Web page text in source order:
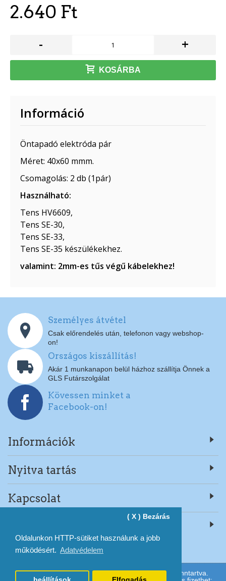
Oldalunkon HTTP-sütiket használunk a jobb
működésért. Adatvédelem
( X ) Bezárás
2.640 Ft
- +
KOSÁRBA
Információ
Öntapadó elektróda pár
Méret: 40x60 mmm.
Csomagolás: 2 db (1pár)
Használható:
Tens HV6609,
Tens SE-30,
Tens SE-33,
Tens SE-35 készülékekhez.
​​valamint: 2mm-es tűs végű kábelekhez!
Személyes átvétel
Csak előrendelés után, telefonon vagy webshop-
on!
Országos kiszállítás!
Akár 1 munkanapon belül házhoz szállítja Önnek a
GLS Futárszolgálat
Kövessen minket a
Facebook-on!
Információk
Nyitva tartás
Kapcsolat
Copyright © Fito-Net Kft. 2004-2025. Minden jog fenntartva.